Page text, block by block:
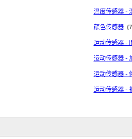
温度传感器 -
颜色传感器
运动传感器 -
运动传感器 -
运动传感器 -
运动传感器 -